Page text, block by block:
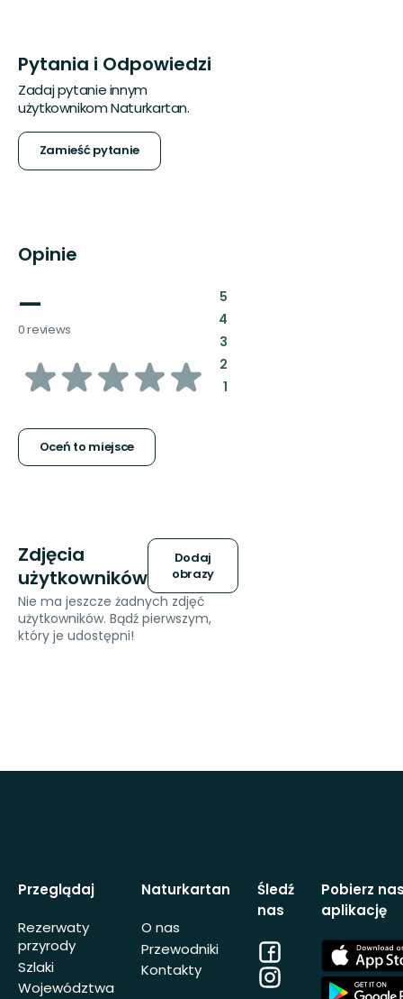
Pytania i Odpowiedzi
Zadaj pytanie innym
użytkownikom Naturkartan.
Zamieść pytanie
Opinie
—
0 reviews
z
gwiazdek
Oceń to miejsce
5:
4:
3:
2:
1:
Zdjęcia
użytkowników
Dodaj
obrazy
Nie ma jeszcze żadnych zdjęć
użytkowników. Bądź pierwszym,
który je udostępni!
Przeglądaj
Rezerwaty
przyrody
Szlaki
Województwa
Naturkartan
O nas
Przewodniki
Kontakty
Śledź
nas
Facebook
Instagram
Pobierz
aplikację
App
Store
App